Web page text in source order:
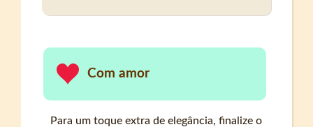
Com amor
Para um toque extra de elegância, finalize o